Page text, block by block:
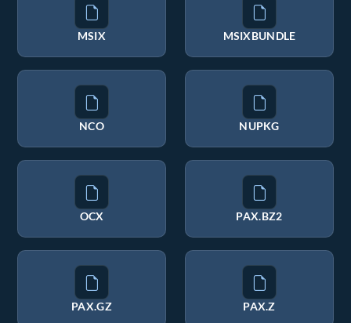
MSIX MSIXBUNDLE
NCO NUPKG
OCX PAX.BZ2
PAX.GZ PAX.Z